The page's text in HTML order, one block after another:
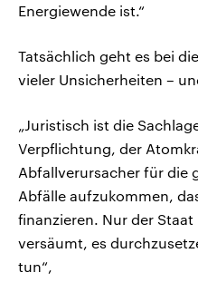
Energiewende ist.“
Tatsächlich geht es bei
vieler Unsicherheiten –
„Juristisch ist die
Verpflichtung, der
Abfallverursacher für die
Abfälle aufzukommen,
finanzieren. Nur der
versäumt, es
tun“,